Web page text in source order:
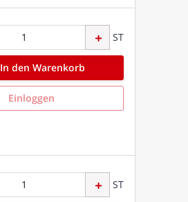
ST
In den Warenkorb
Einloggen
ST